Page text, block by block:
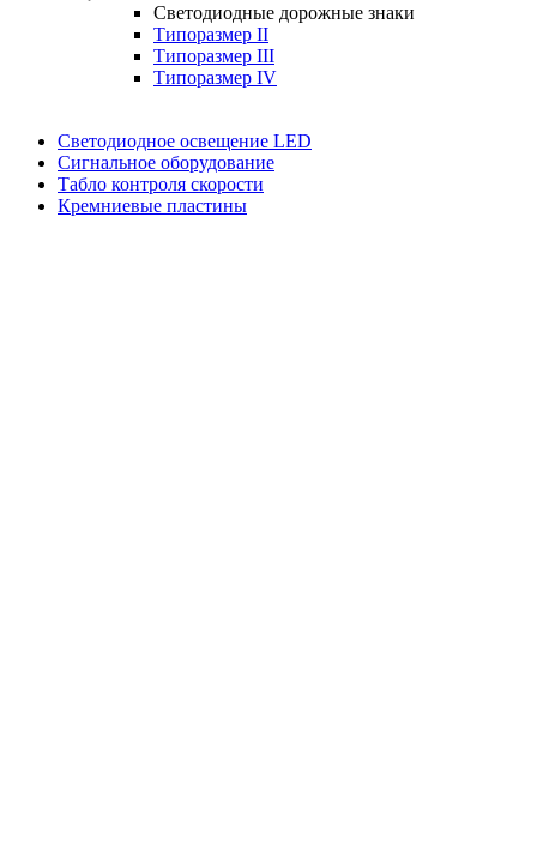
Светодиодные дорожные знаки
Типоразмер II
Типоразмер III
Типоразмер IV
Светодиодное освещение LED
Сигнальное оборудование
Табло контроля скорости
Кремниевые пластины